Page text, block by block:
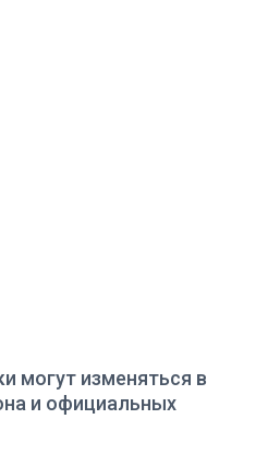
могут изменяться в
и официальных